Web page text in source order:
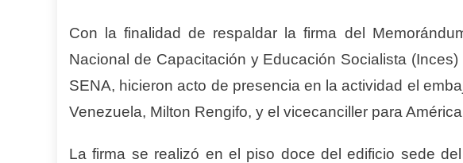
Con la finalidad de respaldar la firma del
Nacional de Capacitación y Educación Socialista
SENA, hicieron acto de presencia en la actividad el
Venezuela, Milton Rengifo, y el vicecanciller para
La firma se realizó en el piso doce del edificio sede